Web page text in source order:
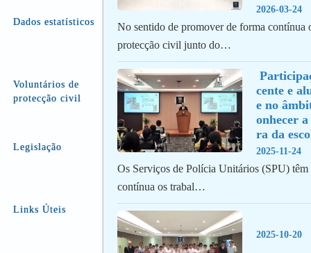
Dados estatísticos
Voluntários de
protecção civil
Legislação
Links Úteis
2026-03-24
No sentido de promover de forma contínua
protecção civil junto do…
cente e
e no
onhecer
ra da
2025-11-24
Os Serviços de Polícia Unitários (SPU)
contínua os trabal…
2025-10-20